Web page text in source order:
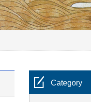
Category